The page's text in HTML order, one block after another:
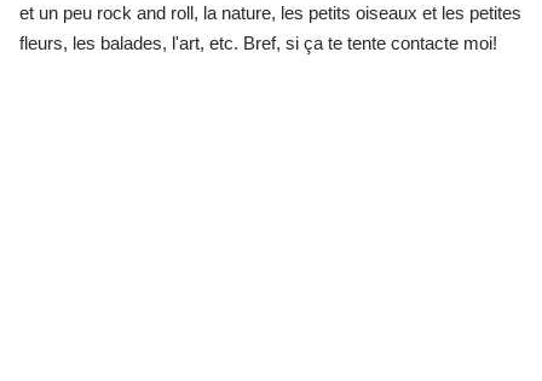
et un peu rock and roll, la nature, les petits oiseaux et les petites
fleurs, les balades, l'art, etc. Bref, si ça te tente contacte moi!